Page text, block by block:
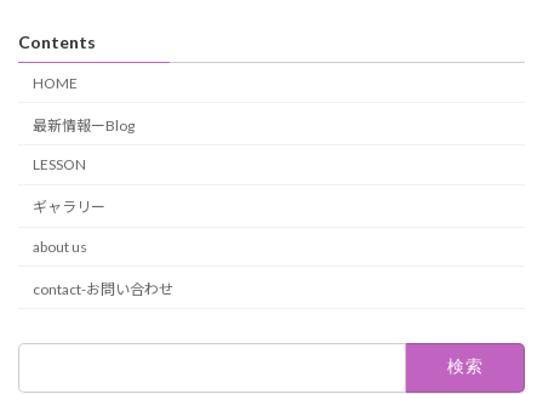
Contents
HOME
最新情報ーBlog
LESSON
ギャラリー
about us
contact-お問い合わせ